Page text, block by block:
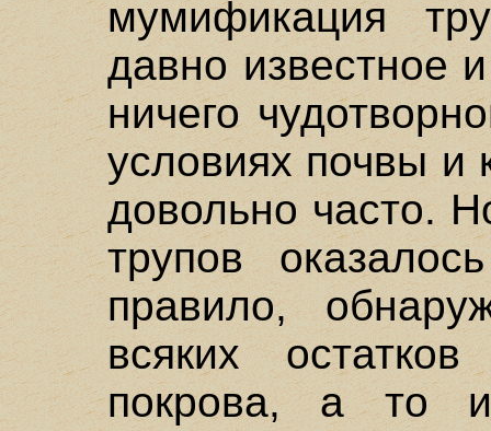
мумификация
давно известное
ничего
условиях почвы и
довольно часто.
трупов
правило,
всяких
покрова, а то и